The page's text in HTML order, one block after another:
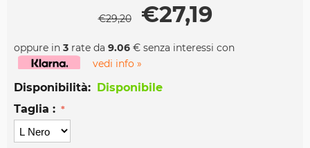
€29,20 €27,19
oppure in 3 rate da 9.06 € senza interessi con
vedi info »
Disponibilità:
Disponibile
Taglia :